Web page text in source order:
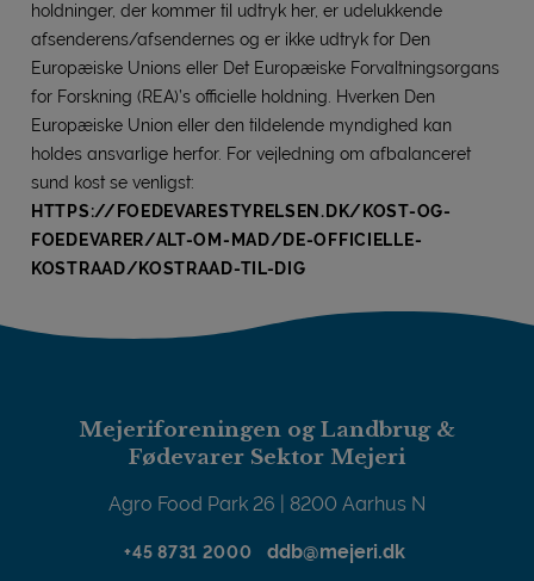
holdninger, der kommer til udtryk her, er udelukkende
afsenderens/afsendernes og er ikke udtryk for Den
Europæiske Unions eller Det Europæiske Forvaltningsorgans
for Forskning (REA)’s officielle holdning. Hverken Den
Europæiske Union eller den tildelende myndighed kan
holdes ansvarlige herfor. For vejledning om afbalanceret
sund kost se venligst:
HTTPS://FOEDEVARESTYRELSEN.DK/KOST-OG-
FOEDEVARER/ALT-OM-MAD/DE-OFFICIELLE-
KOSTRAAD/KOSTRAAD-TIL-DIG
Mejeriforeningen og Landbrug &
Fødevarer Sektor Mejeri
Agro Food Park 26 | 8200 Aarhus N
+45 8731 2000 ddb@mejeri.dk